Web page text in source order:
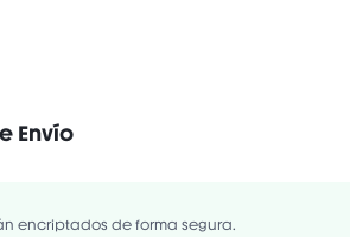
AQUA/EAU, POLYVINYL ALCOHOL, BIS-PEG-18
GLYCOL, PEG-40 STEARATE,
Envío
encriptados de forma segura.